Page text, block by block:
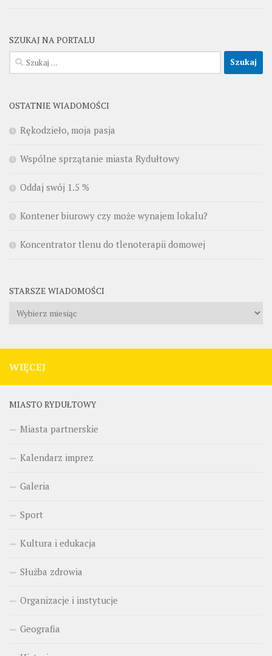
SZUKAJ NA PORTALU
Szukaj:
OSTATNIE WIADOMOŚCI
Rękodzieło, moja pasja
Wspólne sprzątanie miasta Rydułtowy
Oddaj swój 1.5 %
Kontener biurowy czy może wynajem lokalu?
Koncentrator tlenu do tlenoterapii domowej
STARSZE WIADOMOŚCI
Starsze
WIĘCEJ
MIASTO RYDUŁTOWY
Miasta partnerskie
Kalendarz imprez
Galeria
Sport
Kultura i edukacja
Służba zdrowia
Organizacje i instytucje
Geografia